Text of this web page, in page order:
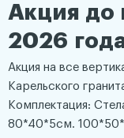
Акция до
2026
Акция на все
Карельского
Комплектация:
80*40*5см.